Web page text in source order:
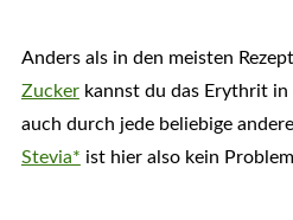
Anders als in den meisten
Zuckerkannst du das Erythrit in
auch durch jede beliebige
Stevia* ist hier also kein